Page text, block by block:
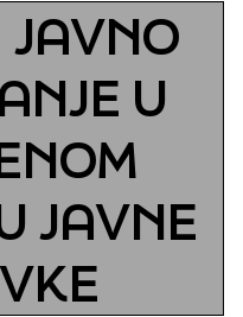
U
JAVNE